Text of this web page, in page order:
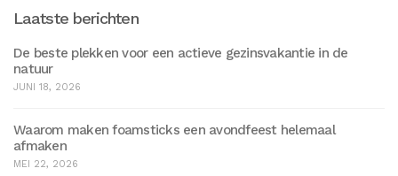
Laatste berichten
De beste plekken voor een actieve gezinsvakantie in de
natuur
JUNI 18, 2026
Waarom maken foamsticks een avondfeest helemaal
afmaken
MEI 22, 2026